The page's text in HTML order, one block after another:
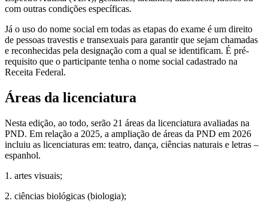
com outras condições específicas.
Já o uso do nome social em todas as etapas do exame é um direito
de pessoas travestis e transexuais para garantir que sejam chamadas
e reconhecidas pela designação com a qual se identificam. É pré-
requisito que o participante tenha o nome social cadastrado na
Receita Federal.
Áreas da licenciatura
Nesta edição, ao todo, serão 21 áreas da licenciatura avaliadas na
PND. Em relação a 2025, a ampliação de áreas da PND em 2026
incluiu as licenciaturas em: teatro, dança, ciências naturais e letras –
espanhol.
1. artes visuais;
2. ciências biológicas (biologia);